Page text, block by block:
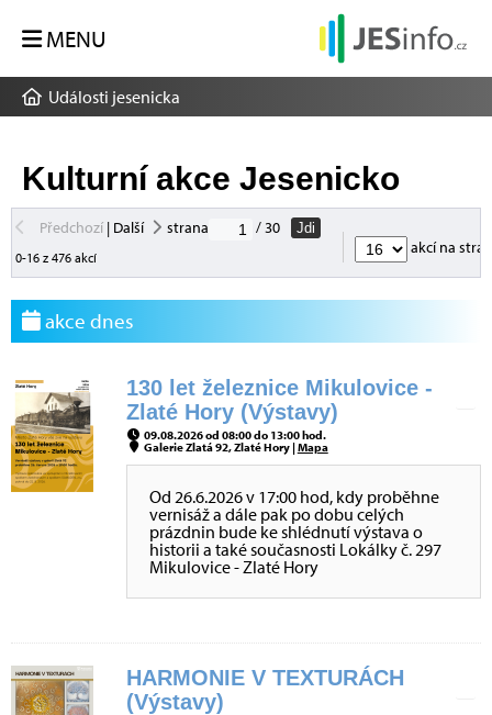
MENU
Události jesenicka
Kulturní akce Jesenicko
Předchozí| Další strana / 30
Jdi
0-16 z 476 akcí
akcí na
akce dnes
130 let železnice Mikulovice -
Zlaté Hory (Výstavy)
09.08.2026 od 08:00 do 13:00 hod.
Galerie Zlatá 92, Zlaté Hory |Mapa
Od 26.6.2026 v 17:00 hod, kdy proběhne
vernisáž a dále pak po dobu celých
prázdnin bude ke shlédnutí výstava o
historii a také současnosti Lokálky č. 297
Mikulovice - Zlaté Hory
HARMONIE V TEXTURÁCH
(Výstavy)